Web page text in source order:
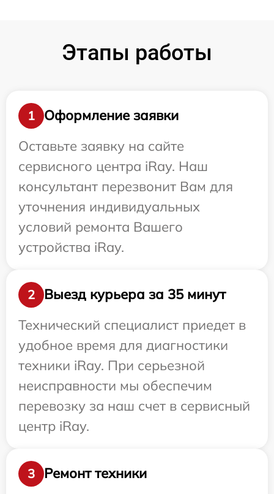
Этапы работы
1
Оформление заявки
Оставьте заявку на сайте
сервисного центра iRay. Наш
консультант перезвонит Вам для
уточнения индивидуальных
условий ремонта Вашего
устройства iRay.
2
Выезд курьера за 35 минут
Технический специалист приедет в
удобное время для диагностики
техники iRay. При серьезной
неисправности мы обеспечим
перевозку за наш счет в сервисный
центр iRay.
3 Ремонт техники